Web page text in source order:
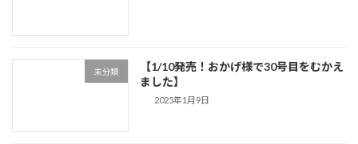
未分類
【1/10発売！おかげ様で30号目をむかえ
ました】
2025年1月9日